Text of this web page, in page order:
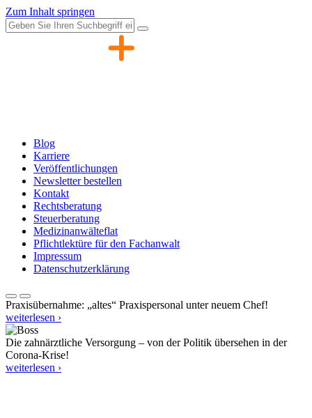
Zum Inhalt springen
Blog
Karriere
Veröffentlichungen
Newsletter bestellen
Kontakt
Rechtsberatung
Steuerberatung
Medizinanwälteflat
Pflichtlektüre für den Fachanwalt
Impressum
Datenschutzerklärung
Praxisübernahme: „altes“ Praxispersonal unter neuem Chef!
weiterlesen ›
Die zahnärztliche Versorgung – von der Politik übersehen in der
Corona-Krise!
weiterlesen ›